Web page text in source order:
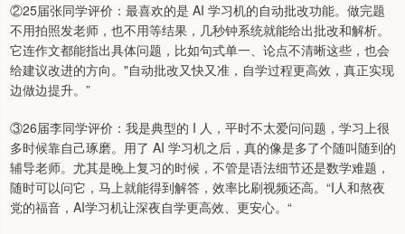
②25届张同学评价：最喜欢的是 AI 学习机的自动批改功能。做完题
不用拍照发老师，也不用等结果，几秒钟系统就能给出批改和解析。
它连作文都能指出具体问题，比如句式单一、论点不清晰这些，也会
给建议改进的方向。"自动批改又快又准，自学过程更高效，真正实现
边做边提升。”
③26届李同学评价：我是典型的 I 人，平时不太爱问问题，学习上很
多时候靠自己琢磨。用了 AI 学习机之后，真的像是多了个随叫随到的
辅导老师。尤其是晚上复习的时候，不管是语法细节还是数学难题，
随时可以问它，马上就能得到解答，效率比刷视频还高。“I人和熬夜
党的福音，AI学习机让深夜自学更高效、更安心。“